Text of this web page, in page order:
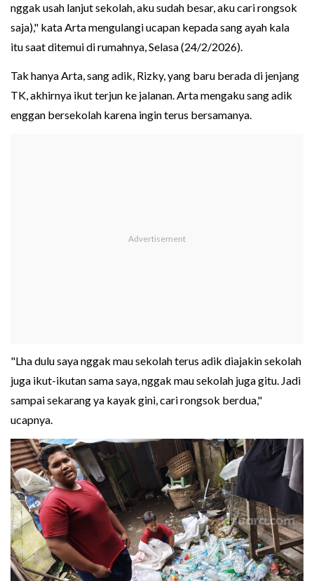
nggak usah lanjut sekolah, aku sudah besar, aku cari rongsok
saja)," kata Arta mengulangi ucapan kepada sang ayah kala
itu saat ditemui di rumahnya, Selasa (24/2/2026).
Tak hanya Arta, sang adik, Rizky, yang baru berada di jenjang
TK, akhirnya ikut terjun ke jalanan. Arta mengaku sang adik
enggan bersekolah karena ingin terus bersamanya.
"Lha dulu saya nggak mau sekolah terus adik diajakin sekolah
juga ikut-ikutan sama saya, nggak mau sekolah juga gitu. Jadi
sampai sekarang ya kayak gini, cari rongsok berdua,"
ucapnya.